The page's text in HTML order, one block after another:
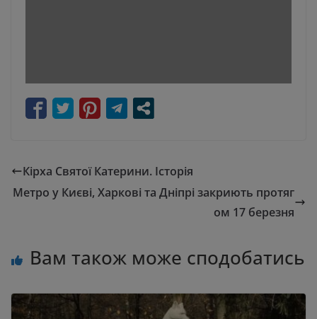
Кірха Святої Катерини. Історія
Метро у Києві, Харкові та Дніпрі закриють протяг
ом 17 березня
Вам також може сподобатись